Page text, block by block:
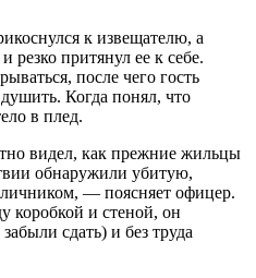
к извещателю, а
резко притянул ее к себе.
после чего гость
Когда понял, что
в плед.
видел, как прежние жильцы
обнаружили убитую,
— поясняет офицер.
и стеной, он
сдать) и без труда